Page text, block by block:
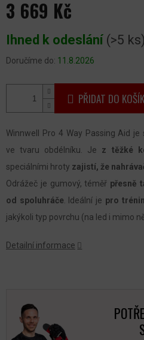
3 669 Kč
cena:
Ihned k odeslání (>5 ks)
Doručíme do: 11.8.2026
PŘIDAT DO
Winnwell Pro 4 Way Passing Aid
ve tvaru obdélníku. Je z těžké
speciálními hroty zajistí, že
Odrážeč je gumový, téměř přesně
od spoluhráče . Ideální je pro
jakýkoli typ povrchu (na led i mimo
Detailní informace